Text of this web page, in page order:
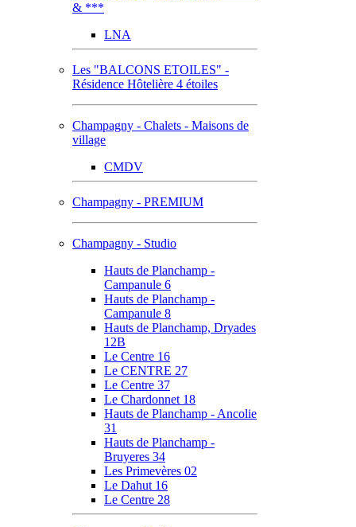
& ***
LNA
Les "BALCONS ETOILES" -
Résidence Hôtelière 4 étoiles
Champagny - Chalets - Maisons de
village
CMDV
Champagny - PREMIUM
Champagny - Studio
Hauts de Planchamp -
Campanule 6
Hauts de Planchamp -
Campanule 8
Hauts de Planchamp, Dryades
12B
Le Centre 16
Le CENTRE 27
Le Centre 37
Le Chardonnet 18
Hauts de Planchamp - Ancolie
31
Hauts de Planchamp -
Bruyeres 34
Les Primevères 02
Le Dahut 16
Le Centre 28